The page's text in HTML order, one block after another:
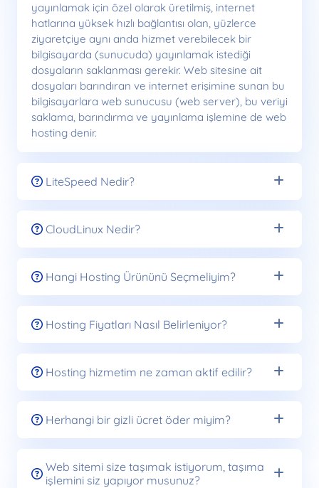
yayınlamak için özel olarak üretilmiş, internet
hatlarına yüksek hızlı bağlantısı olan, yüzlerce
ziyaretçiye aynı anda hizmet verebilecek bir
bilgisayarda (sunucuda) yayınlamak istediği
dosyaların saklanması gerekir. Web sitesine ait
dosyaları barındıran ve internet erişimine sunan bu
bilgisayarlara web sunucusu (web server), bu veriyi
saklama, barındırma ve yayınlama işlemine de web
hosting denir.
LiteSpeed Nedir?
CloudLinux Nedir?
Hangi Hosting Ürününü Seçmeliyim?
Hosting Fiyatları Nasıl Belirleniyor?
Hosting hizmetim ne zaman aktif edilir?
Herhangi bir gizli ücret öder miyim?
Web sitemi size taşımak istiyorum, taşıma
işlemini siz yapıyor musunuz?